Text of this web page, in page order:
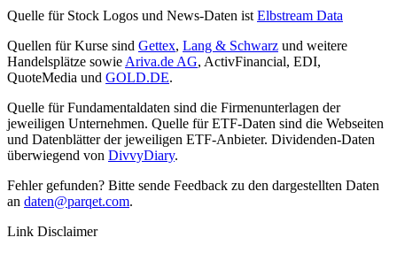
Quelle für Stock Logos und News-Daten ist Elbstream Data
Quellen für Kurse sind Gettex, Lang & Schwarz und weitere
Handelsplätze sowie Ariva.de AG, ActivFinancial, EDI,
QuoteMedia und GOLD.DE.
Quelle für Fundamentaldaten sind die Firmenunterlagen der
jeweiligen Unternehmen. Quelle für ETF-Daten sind die Webseiten
und Datenblätter der jeweiligen ETF-Anbieter. Dividenden-Daten
überwiegend von DivvyDiary.
Fehler gefunden? Bitte sende Feedback zu den dargestellten Daten
an daten@parqet.com.
Link Disclaimer